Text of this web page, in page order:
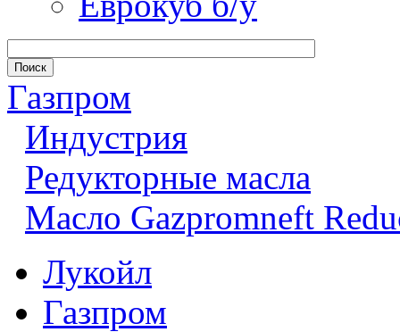
Газпром
Индустрия
Редукторные масла
Масло Gazpromneft
Лукойл
Газпром